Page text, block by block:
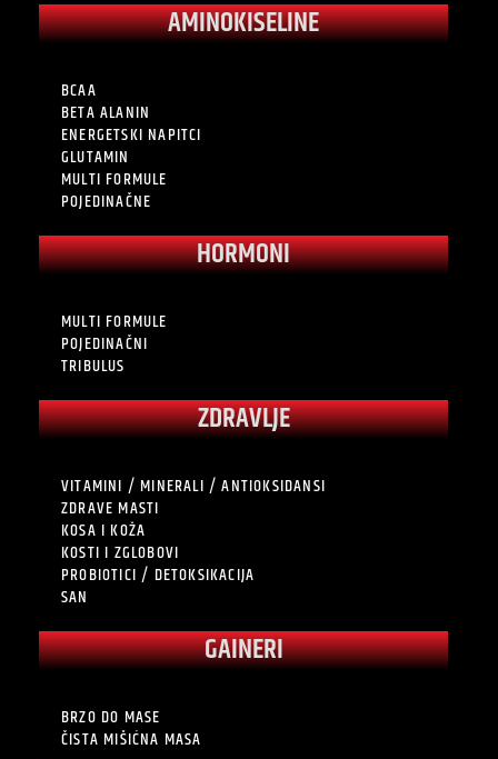
AMINOKISELINE
BCAA
BETA ALANIN
ENERGETSKI NAPITCI
GLUTAMIN
MULTI FORMULE
POJEDINAČNE
HORMONI
MULTI FORMULE
POJEDINAČNI
TRIBULUS
ZDRAVLJE
VITAMINI / MINERALI / ANTIOKSIDANSI
ZDRAVE MASTI
KOSA I KOŽA
KOSTI I ZGLOBOVI
PROBIOTICI / DETOKSIKACIJA
SAN
GAINERI
BRZO DO MASE
ČISTA MIŠIĆNA MASA